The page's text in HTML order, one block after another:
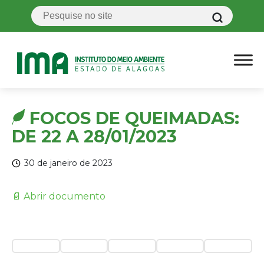
FOCOS DE QUEIMADAS:
DE 22 A 28/01/2023
30 de janeiro de 2023
📄 Abrir documento